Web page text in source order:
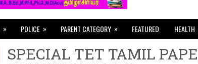
» POLICE » PARENT CATEGORY » FEATURED HEALTH
SPECIAL TET TAMIL